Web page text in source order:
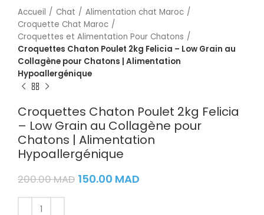
Accueil Chat
Alimentation chat Maroc
Croquette Chat Maroc
Croquettes et Alimentation Pour Chatons
Croquettes Chaton Poulet 2kg Felicia – Low Grain au
Collagène pour Chatons | Alimentation
Hypoallergénique
Croquettes Chaton Poulet 2kg Felicia
– Low Grain au Collagène pour
Chatons | Alimentation
Hypoallergénique
200.00MAD 150.00 MAD